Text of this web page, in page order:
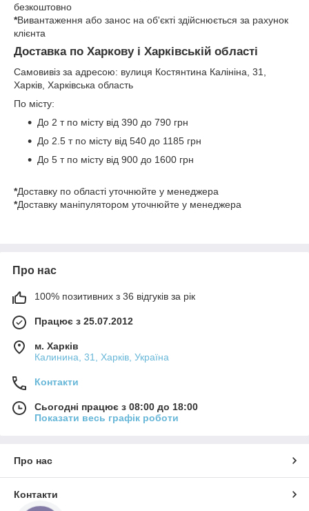
безкоштовно
*Вивантаження або занос на об'єкті здійснюється за рахунок
клієнта
Доставка по Харкову і Харківській області
Самовивіз за адресою: вулиця Костянтина Калініна, 31,
Харків, Харківська область
По місту:
До 2 т по місту від 390 до 790 грн
До 2.5 т по місту від 540 до 1185 грн
До 5 т по місту від 900 до 1600 грн
*Доставку по області уточнюйте у менеджера
*Доставку маніпулятором уточнюйте у менеджера
Про нас
100% позитивних з 36 відгуків за рік
Працює з 25.07.2012
м. Харків
Калинина, 31, Харків, Україна
Контакти
Сьогодні працює з 08:00 до 18:00
Показати весь графік роботи
Про нас
Контакти